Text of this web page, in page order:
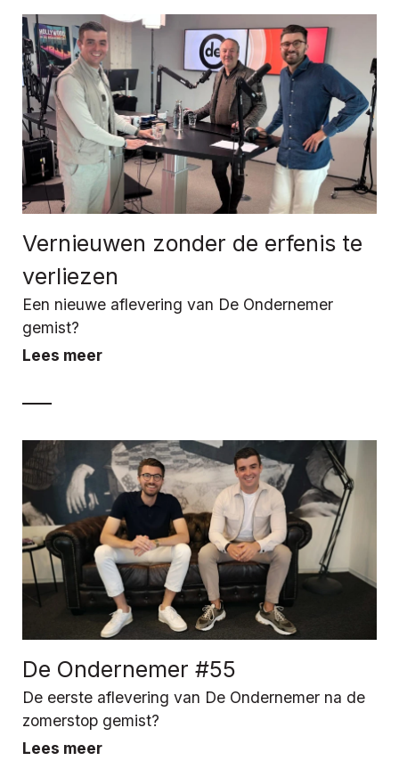
Vernieuwen zonder de erfenis te
verliezen
Een nieuwe aflevering van De Ondernemer
gemist?
Lees meer
De Ondernemer #55
De eerste aflevering van De Ondernemer na de
zomerstop gemist?
Lees meer